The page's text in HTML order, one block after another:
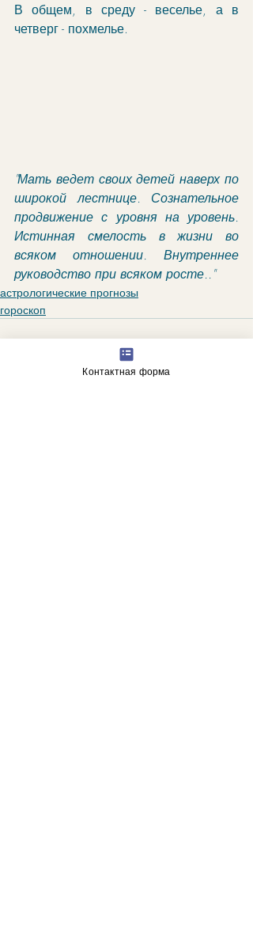
В общем, в среду - веселье, а в
четверг - похмелье.
"Мать ведет своих детей наверх по
широкой лестнице. Сознательное
продвижение с уровня на уровень.
Истинная смелость в жизни во
всяком отношении. Внутреннее
руководство при всяком росте.."
астрологические прогнозы
гороскоп
Контактная форма